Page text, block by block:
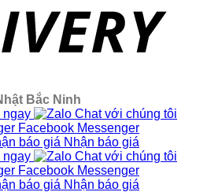
Bắc Ninh
ngay
Chat với chúng tôi
Facebook Messenger
báo giá Nhận báo giá
ngay
Chat với chúng tôi
Facebook Messenger
báo giá Nhận báo giá